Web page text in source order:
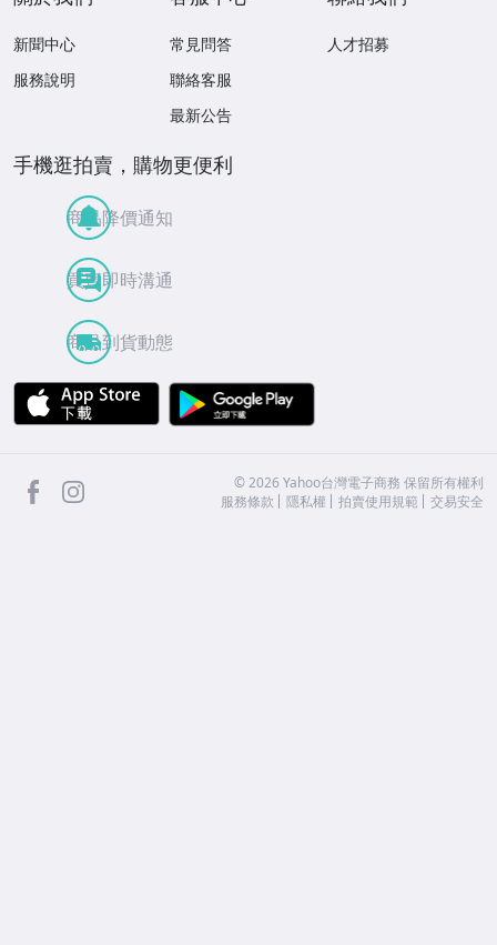
新聞中心
服務說明
常見問答
聯絡客服
最新公告
人才招募
手機逛拍賣，購物更便利
商品降價通知
買賣即時溝通
商品到貨動態
APP Store
facebook ©2026 Yahoo台灣電子商務 保留所有權利
服務條款
隱私權 拍賣使用規範 交易安全